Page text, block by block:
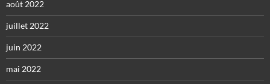
août 2022
juillet 2022
juin 2022
mai 2022